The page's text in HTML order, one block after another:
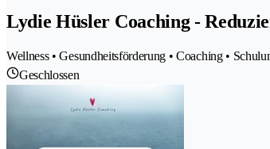
Lydie Hüsler Coaching -
Wellness • Gesundheitsförderung • Coaching •
Geschlossen